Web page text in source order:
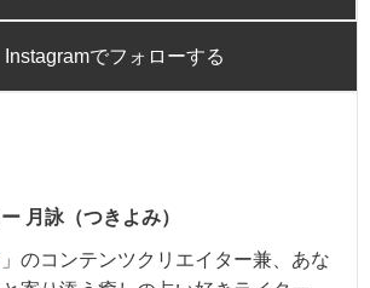
Instagramでフォローする
月詠（つきよみ）
」のコンテンツクリエイター兼、あな